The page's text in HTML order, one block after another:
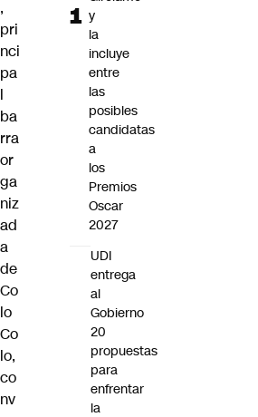
,
pri
nci
pa
l
ba
rra
or
ga
niz
ad
a
de
Co
lo
Co
lo,
co
nv
y
la
incluye
entre
las
posibles
candidatas
a
los
Premios
Oscar
2027
UDI
entrega
al
Gobierno
20
propuestas
para
enfrentar
la